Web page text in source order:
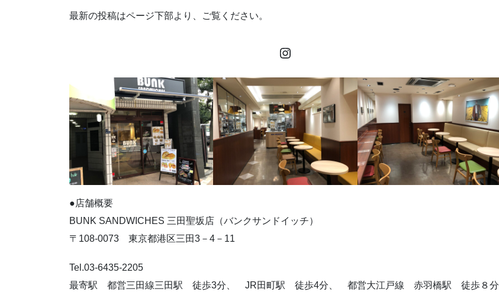
最新の投稿はページ下部より、ご覧ください。
バックサンドイッチ三田聖坂店インスタグラム
●店舗概要
BUNK SANDWICHES 三田聖坂店（バンクサンドイッチ）
〒108-0073 東京都港区三田3－4－11
Tel.03-6435-2205
最寄駅 都営三田線三田駅 徒歩3分、 JR田町駅 徒歩4分、 都営大江戸線 赤羽橋駅 徒歩８分